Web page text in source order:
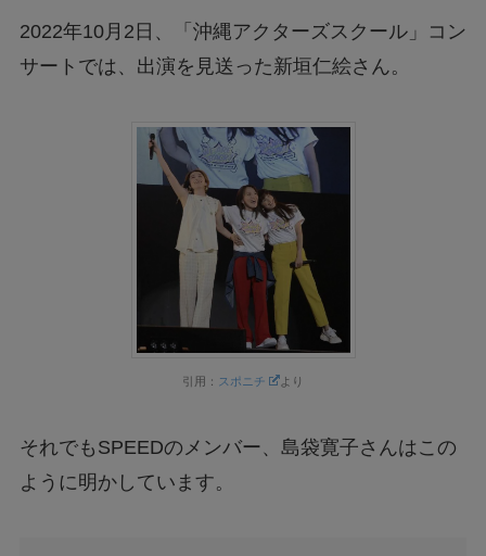
2022年10月2日、「沖縄アクターズスクール」コン
サートでは、出演を見送った新垣仁絵さん。
引用： スポニチ より
それでもSPEEDのメンバー、島袋寛子さんはこの
ように明かしています。